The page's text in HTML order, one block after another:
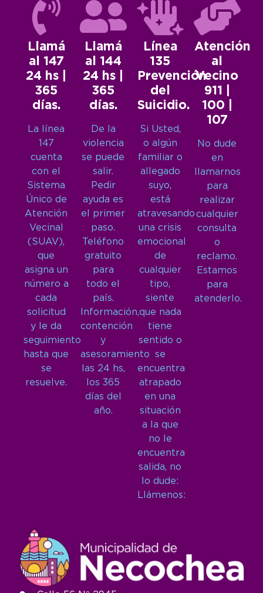
Llamá
al 147
24 hs |
365
días.
La línea
147
cuenta
con el
Sistema
Único de
Atención
Vecinal
(SUAV),
que
asigna un
número a
cada
solicitud
y le da
seguimiento
hasta que
se
resuelve.
Llamá
al 144
24 hs |
365
días.
De la
violencia
se puede
salir.
Pedir
ayuda es
el primer
paso.
Teléfono
gratuito
para
todo el
país.
Información,
contención
y
asesoramiento
las 24 hs,
los 365
días del
año.
Línea
135
Prevención
del
Suicidio.
Si Usted,
o algún
familiar o
allegado
suyo,
está
atravesando
una crisis
emocional
de
cualquier
tipo,
siente
que nada
tiene
sentido o
se
encuentra
atrapado
en una
situación
a la que
no le
encuentra
salida, no
lo dude:
Llámenos:
Atención
al
Vecino
911 |
100 |
107
No dude
en
llamarnos
para
realizar
cualquier
consulta
o
reclamo.
Estamos
para
atenderlo.